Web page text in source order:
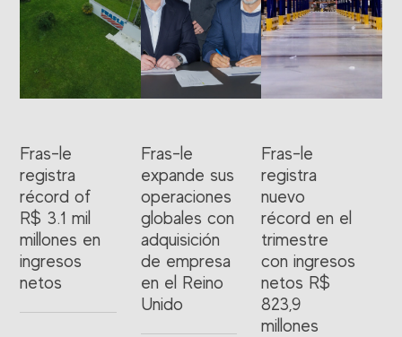
Fras-le
registra
récord of
R$ 3.1 mil
millones en
ingresos
netos
Fras-le
expande sus
operaciones
globales con
adquisición
de empresa
en el Reino
Unido
Fras-le
registra
nuevo
récord en el
trimestre
con ingresos
netos R$
823,9
millones